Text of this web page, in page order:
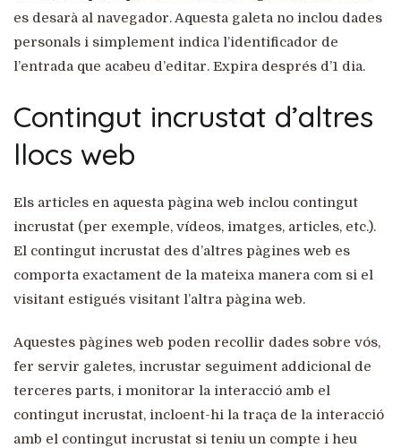
es desarà al navegador. Aquesta galeta no inclou dades
personals i simplement indica l’identificador de
l’entrada que acabeu d’editar. Expira després d’1 dia.
Contingut incrustat d’altres
llocs web
Els articles en aquesta pàgina web inclou contingut
incrustat (per exemple, vídeos, imatges, articles, etc.).
El contingut incrustat des d’altres pàgines web es
comporta exactament de la mateixa manera com si el
visitant estigués visitant l’altra pàgina web.
Aquestes pàgines web poden recollir dades sobre vós,
fer servir galetes, incrustar seguiment addicional de
terceres parts, i monitorar la interacció amb el
contingut incrustat, incloent-hi la traça de la interacció
amb el contingut incrustat si teniu un compte i heu